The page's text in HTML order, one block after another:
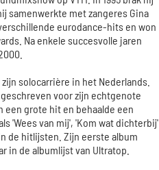
samenwerkte met zangeres Gina
eurodance-hits en won
Na enkele succesvolle jaren
solocarrière in het Nederlands.
voor zijn echtgenote
een grote hit en behaalde een
'Wees van mij', 'Kom wat dichterbij'
de hitlijsten. Zijn eerste album
in de albumlijst van Ultratop.